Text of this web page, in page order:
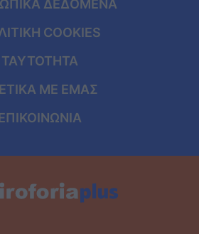
ΔΕΔΟΜΕΝΑ
COOKIES
ΤΑΥΤΟΤΗΤΑ
ΜΕ ΕΜΑΣ